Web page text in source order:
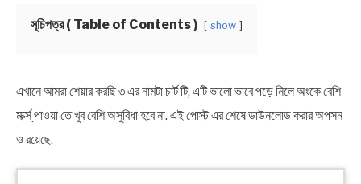
BENGALI LYRICS
BENGALI NAMES
সূচিপত্র ( Table of Contents ) show
এখানে আমরা শেয়ার করছি ৩ এর নামটা চার্ট টি, এটি ভালো ভাবে পড়ে নিলে অংকে বেশি
মার্ক্স্ পাওয়া তে খুব বেশি অসুবিধা হবে না. এই পোস্ট এর শেষে ডাউনলোড করার অপসন
ও রয়েছে.